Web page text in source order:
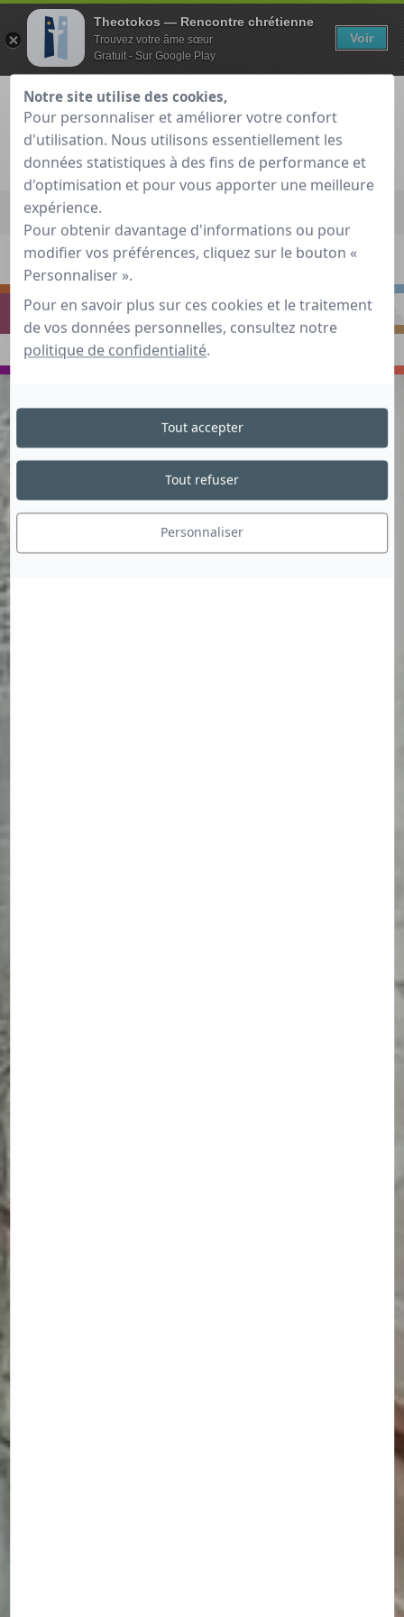
Je teste gratuitement Déjà membre ?
Accueil»Guide de rencontre chrétienne
de la Miséricorde
S'INTERROGER
PRIER S'INSPIRER
VOYAGER
Theotokos — Rencontre chrétienne
Trouvez votre âme sœur
Gratuit - Sur Google Play
Voir
Notre site utilise des cookies,
Pour personnaliser et améliorer votre confort
d'utilisation. Nous utilisons essentiellement les
données statistiques à des fins de performance et
d'optimisation et pour vous apporter une meilleure
expérience.
Pour obtenir davantage d'informations ou pour
modifier vos préférences, cliquez sur le bouton «
Personnaliser ».
Pour en savoir plus sur ces cookies et le traitement
de vos données personnelles, consultez notre
politique de confidentialité.
Personnaliser
Tout refuser
Tout accepter